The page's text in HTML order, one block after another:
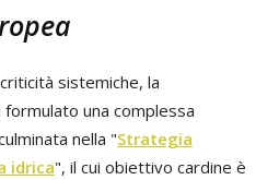
sistemiche, la
una complessa
nella "Strategia
idrica", il cui obiettivo cardine è